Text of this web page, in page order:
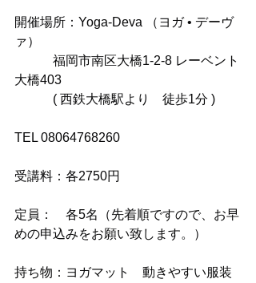
開催場所：Yoga-Deva （ヨガ • デーヴ
ァ）
福岡市南区大橋1-2-8 レーベント
大橋403
( 西鉄大橋駅より　徒歩1分 )
TEL 08064768260
受講料：各2750円
定員：　各5名（先着順ですので、お早
めの申込みをお願い致します。）
持ち物：ヨガマット　動きやすい服装